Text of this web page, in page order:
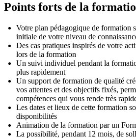
Points forts de la
Votre plan pédagogique de formation
initiale de votre niveau de
Des cas pratiques inspirés de votre
lors de la formation
Un suivi individuel pendant la
plus rapidement
Un support de formation de qualité
vos attentes et des objectifs fixés,
compétences qui vous rende très
Les dates et lieux de cette formation
disponibilités
Animation de la formation par un
La possibilité, pendant 12 mois, de